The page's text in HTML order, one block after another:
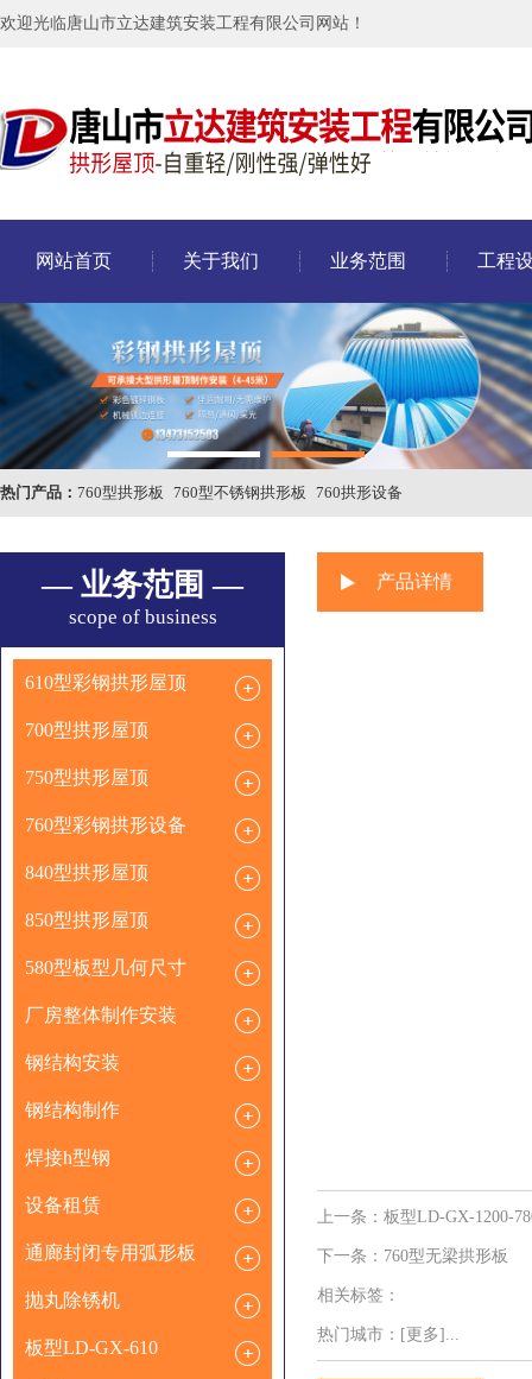
欢迎光临唐山市立达建筑安装工程有限公司网站！
网站首页 关于我们 业务范围 工程
热门产品： 760型拱形板 760型不锈钢拱形板 760拱形设备
— 业务范围 —
scope of business
610型彩钢拱形屋顶
700型拱形屋顶
750型拱形屋顶
760型彩钢拱形设备
840型拱形屋顶
850型拱形屋顶
580型板型几何尺寸
厂房整体制作安装
钢结构安装
钢结构制作
焊接h型钢
设备租赁
通廊封闭专用弧形板
抛丸除锈机
板型LD-GX-610
产品详情
上一条： 板型LD-GX-1200-
下一条： 760型无梁拱形板
相关标签：
热门城市： [更多]...